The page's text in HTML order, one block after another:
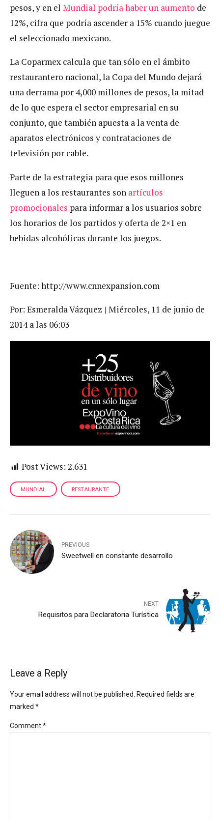
pesos, y en el Mundial podría haber un aumento de
12%, cifra que podría ascender a 15% cuando juegue
el seleccionado mexicano.
La Coparmex calcula que tan sólo en el ámbito
restaurantero nacional, la Copa del Mundo dejará
una derrama por 4,000 millones de pesos, la mitad
de lo que espera el sector empresarial en su
conjunto, que también apuesta a la venta de
aparatos electrónicos y contrataciones de
televisión por cable.
Parte de la estrategia para que esos millones
lleguen a los restaurantes son artículos
promocionales para informar a los usuarios sobre
los horarios de los partidos y oferta de 2×1 en
bebidas alcohólicas durante los juegos.
Fuente: http://www.cnnexpansion.com
Por: Esmeralda Vázquez | Miércoles, 11 de junio de
2014 a las 06:03
Post Views: 2.631
MUNDIAL RESTAURANTE
PREVIOUS
Sweetwell en constante desarrollo
NEXT
Requisitos para Declaratoria Turística
Leave a Reply
Your email address will not be published. Required fields are
marked *
Comment*